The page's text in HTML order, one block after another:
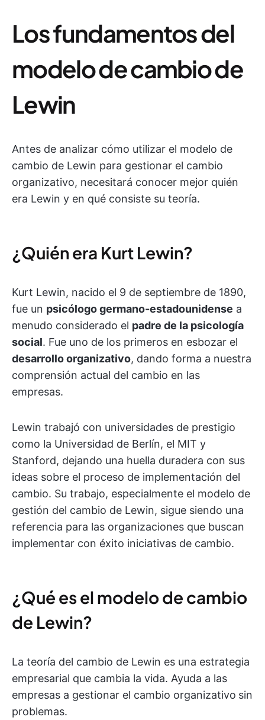
Los fundamentos del
modelo de cambio de
Lewin
Antes de analizar cómo utilizar el modelo de
cambio de Lewin para gestionar el cambio
organizativo, necesitará conocer mejor quién
era Lewin y en qué consiste su teoría.
¿Quién era Kurt Lewin?
Kurt Lewin, nacido el 9 de septiembre de 1890,
fue un psicólogo germano-estadounidense a
menudo considerado el padre de la psicología
social. Fue uno de los primeros en esbozar el
desarrollo organizativo, dando forma a nuestra
comprensión actual del cambio en las
empresas.
Lewin trabajó con universidades de prestigio
como la Universidad de Berlín, el MIT y
Stanford, dejando una huella duradera con sus
ideas sobre el proceso de implementación del
cambio. Su trabajo, especialmente el modelo de
gestión del cambio de Lewin, sigue siendo una
referencia para las organizaciones que buscan
implementar con éxito iniciativas de cambio.
¿Qué es el modelo de cambio
de Lewin?
La teoría del cambio de Lewin es una estrategia
empresarial que cambia la vida. Ayuda a las
empresas a gestionar el cambio organizativo sin
problemas.